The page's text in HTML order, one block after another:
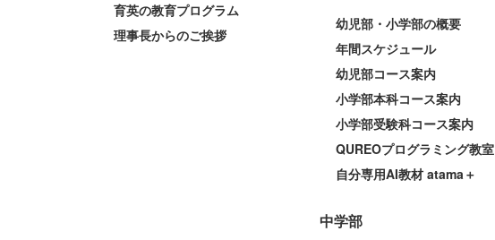
育英の教育プログラム
理事長からのご挨拶
幼児部・小学部の概要
年間スケジュール
幼児部コース案内
小学部本科コース案内
小学部受験科コース案内
QUREOプログラミング教室
自分専用AI教材 atama＋
中学部